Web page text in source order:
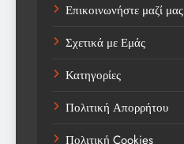
Trending
Weather
Αγορά
Αγορά Εργασίας
Επικοινωνήστε μαζί μας
Σχετικά με Εμάς
Κατηγορίες
Πολιτική Απορρήτου
Πολιτική Cookies